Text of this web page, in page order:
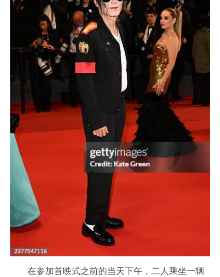
在参加首映式之前的当天下午，二人乘坐一辆